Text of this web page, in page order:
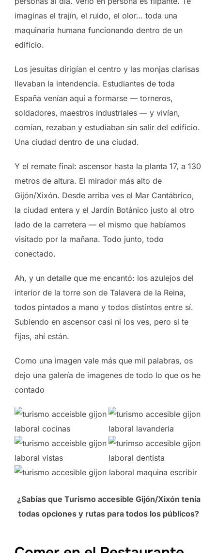
imaginas el trajín, el ruido, el olor… toda una
maquinaria humana funcionando dentro de un
edificio.
Los jesuitas dirigían el centro y las monjas clarisas
llevaban la intendencia. Estudiantes de toda
España venían aquí a formarse — torneros,
soldadores, maestros industriales — y vivían,
comían, rezaban y estudiaban sin salir del edificio.
Una ciudad dentro de una ciudad.
Y el remate final: ascensor hasta la planta 17, a 130
metros de altura. El mirador más alto de
Gijón/Xixón. Desde arriba ves el Mar Cantábrico,
la ciudad entera y el Jardín Botánico justo al otro
lado de la carretera — el mismo que habíamos
visitado por la mañana. Todo junto, todo
conectado.
Ah, y un detalle que me encantó: los azulejos del
interior de la torre son de Talavera de la Reina,
todos pintados a mano y todos distintos entre sí.
Subiendo en ascensor casi ni los ves, pero si te
fijas, ahí están.
Como una imagen vale más que mil palabras, os
dejo una galería de imagenes de todo lo que os he
contado
¿Sabías que Turismo accesible Gijón/Xixón tenía
todas opciones y rutas para todos los públicos?